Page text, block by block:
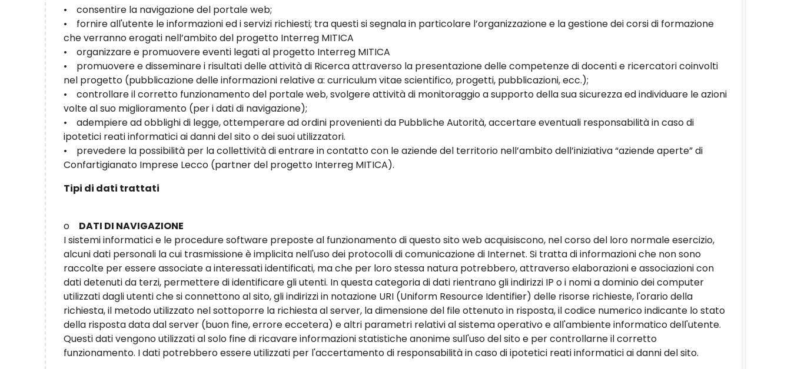
• consentire la navigazione del portale web;
• fornire all'utente le informazioni ed i servizi richiesti; tra questi si segnala in particolare l’organizzazione e la gestione dei corsi di formazione
che verranno erogati nell’ambito del progetto Interreg MITICA
• organizzare e promuovere eventi legati al progetto Interreg MITICA
• promuovere e disseminare i risultati delle attività di Ricerca attraverso la presentazione delle competenze di docenti e ricercatori coinvolti
nel progetto (pubblicazione delle informazioni relative a: curriculum vitae scientifico, progetti, pubblicazioni, ecc.);
• controllare il corretto funzionamento del portale web, svolgere attività di monitoraggio a supporto della sua sicurezza ed individuare le azioni
volte al suo miglioramento (per i dati di navigazione);
• adempiere ad obblighi di legge, ottemperare ad ordini provenienti da Pubbliche Autorità, accertare eventuali responsabilità in caso di
ipotetici reati informatici ai danni del sito o dei suoi utilizzatori.
• prevedere la possibilità per la collettività di entrare in contatto con le aziende del territorio nell’ambito dell’iniziativa “aziende aperte” di
Confartigianato Imprese Lecco (partner del progetto Interreg MITICA).
Tipi di dati trattati
o DATI DI NAVIGAZIONE
I sistemi informatici e le procedure software preposte al funzionamento di questo sito web acquisiscono, nel corso del loro normale esercizio,
alcuni dati personali la cui trasmissione è implicita nell'uso dei protocolli di comunicazione di Internet. Si tratta di informazioni che non sono
raccolte per essere associate a interessati identificati, ma che per loro stessa natura potrebbero, attraverso elaborazioni e associazioni con
dati detenuti da terzi, permettere di identificare gli utenti. In questa categoria di dati rientrano gli indirizzi IP o i nomi a dominio dei computer
utilizzati dagli utenti che si connettono al sito, gli indirizzi in notazione URI (Uniform Resource Identifier) delle risorse richieste, l'orario della
richiesta, il metodo utilizzato nel sottoporre la richiesta al server, la dimensione del file ottenuto in risposta, il codice numerico indicante lo stato
della risposta data dal server (buon fine, errore eccetera) e altri parametri relativi al sistema operativo e all'ambiente informatico dell'utente.
Questi dati vengono utilizzati al solo fine di ricavare informazioni statistiche anonime sull'uso del sito e per controllarne il corretto
funzionamento. I dati potrebbero essere utilizzati per l'accertamento di responsabilità in caso di ipotetici reati informatici ai danni del sito.